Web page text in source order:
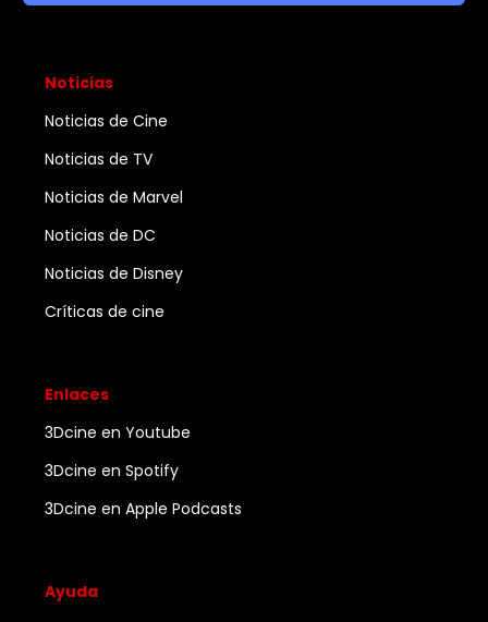
Noticias
Noticias de Cine
Noticias de TV
Noticias de Marvel
Noticias de DC
Noticias de Disney
Críticas de cine
Enlaces
3Dcine en Youtube
3Dcine en Spotify
3Dcine en Apple Podcasts
Ayuda